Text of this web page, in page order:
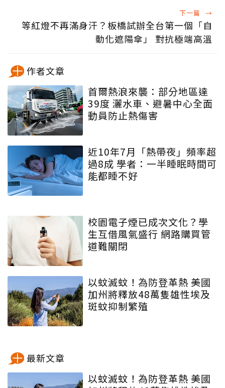
下一篇 →
等紅燈不再滿身汗？板橋試辦全台第一個「自
動化遮陽傘」 對抗極端高溫
作者文章
首爾熱浪來襲：部分地區達
39度 灑水車、避暑中心全面
動員防止熱傷害
近10年7月「熱帶夜」頻率超
過8成 學者：一半睡眠時間可
能都睡不好
校園電子煙已成次文化？學
生互借風氣盛行 網路購買管
道難關閉
以蚊滅蚊！為防登革熱 美國
加州將釋放48萬隻雄性埃及
斑蚊抑制繁殖
最新文章
以蚊滅蚊！為防登革熱 美國